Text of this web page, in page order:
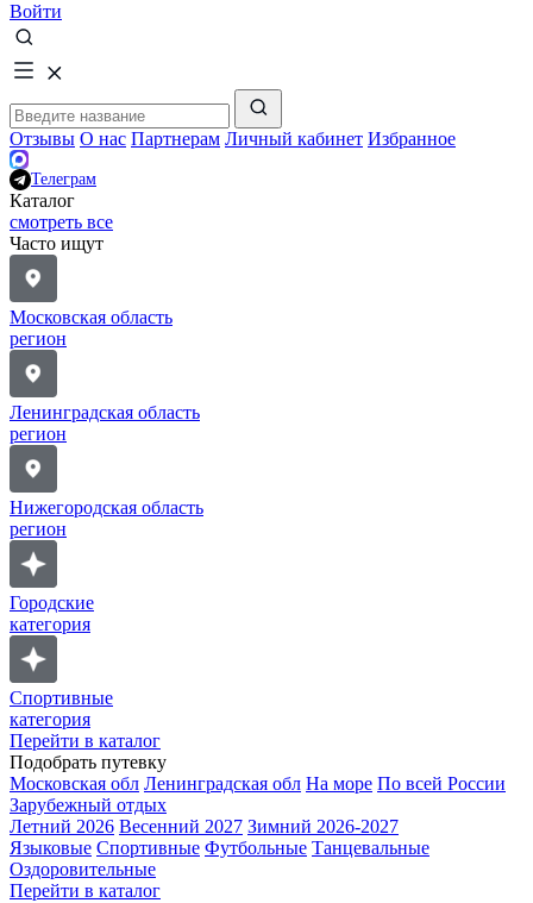
Войти
Отзывы О нас Партнерам Личный кабинет Избранное
Телеграм
Каталог
смотреть все
Часто ищут
Московская область
регион
Ленинградская область
регион
Нижегородская область
регион
Городские
категория
Спортивные
категория
Перейти в каталог
Подобрать путевку
Московская обл Ленинградская обл На море По всей России
Зарубежный отдых
Летний 2026 Весенний 2027 Зимний 2026-2027
Языковые Спортивные Футбольные Танцевальные
Оздоровительные
Перейти в каталог